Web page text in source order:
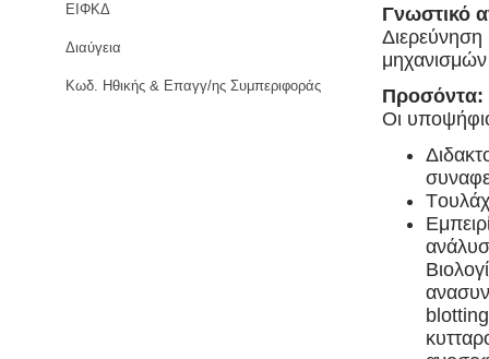
ΕΙΦΚΔ
Διαύγεια
Κωδ. Ηθικής & Επαγγ/ης Συμπεριφοράς
Γνωστικό
Προσόντα:
Οι